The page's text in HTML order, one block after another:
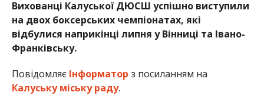
Вихованці Калуської ДЮСШ успішно виступили
на двох боксерських чемпіонатах, які
відбулися наприкінці липня у Вінниці та Івано-
Франківську.
Повідомляє Інформатор з посиланням на
Калуську міську раду.